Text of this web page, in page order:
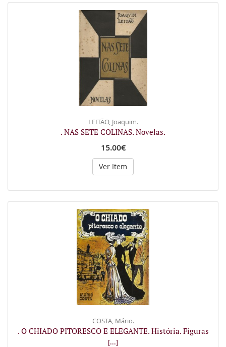
LEITÃO, Joaquim.
. NAS SETE COLINAS. Novelas.
15.00€
Ver Item
COSTA, Mário.
. O CHIADO PITORESCO E ELEGANTE. História. Figuras
[...]